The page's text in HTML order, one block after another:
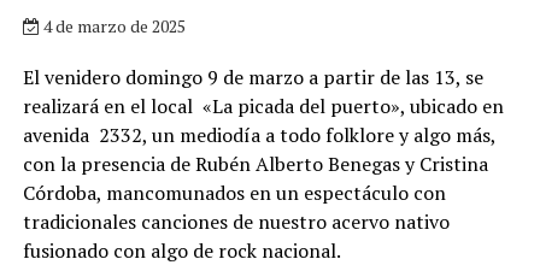
4 de marzo de 2025
El venidero domingo 9 de marzo a partir de las 13, se
realizará en el local «La picada del puerto», ubicado en
avenida 2332, un mediodía a todo folklore y algo más,
con la presencia de Rubén Alberto Benegas y Cristina
Córdoba, mancomunados en un espectáculo con
tradicionales canciones de nuestro acervo nativo
fusionado con algo de rock nacional.